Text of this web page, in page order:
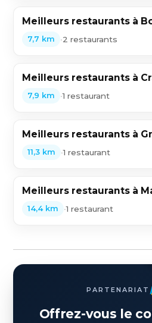
Meilleurs restaurants à
7,7 km •2 restaurants
Meilleurs restaurants à
7,9 km •1 restaurant
Meilleurs restaurants à
11,3 km •1 restaurant
Meilleurs restaurants à
14,4 km •1 restaurant
PARTENARIAT
Offrez-vous le